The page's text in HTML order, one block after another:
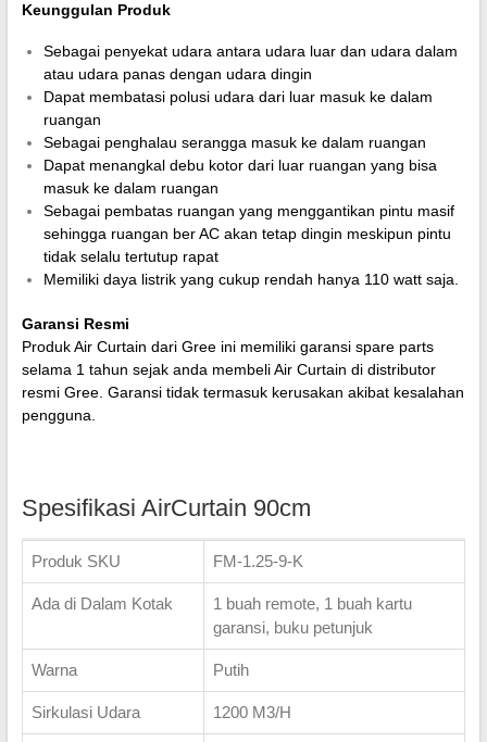
Keunggulan Produk
Sebagai penyekat udara antara udara luar dan udara dalam
atau udara panas dengan udara dingin
Dapat membatasi polusi udara dari luar masuk ke dalam
ruangan
Sebagai penghalau serangga masuk ke dalam ruangan
Dapat menangkal debu kotor dari luar ruangan yang bisa
masuk ke dalam ruangan
Sebagai pembatas ruangan yang menggantikan pintu masif
sehingga ruangan ber AC akan tetap dingin meskipun pintu
tidak selalu tertutup rapat
Memiliki daya listrik yang cukup rendah hanya 110 watt saja.
Garansi Resmi
Produk Air Curtain dari Gree ini memiliki garansi spare parts
selama 1 tahun sejak anda membeli Air Curtain di distributor
resmi Gree. Garansi tidak termasuk kerusakan akibat kesalahan
pengguna.
Spesifikasi AirCurtain 90cm
Produk SKU FM-1.25-9-K
Ada di Dalam Kotak
1 buah remote, 1 buah kartu
garansi, buku petunjuk
Warna Putih
Sirkulasi Udara 1200 M3/H